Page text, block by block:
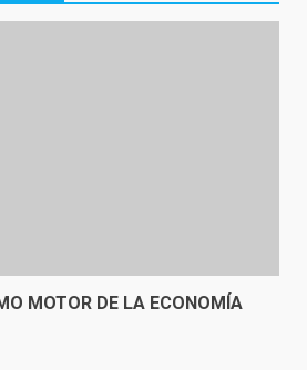
MOTOR DE LA ECONOMÍA